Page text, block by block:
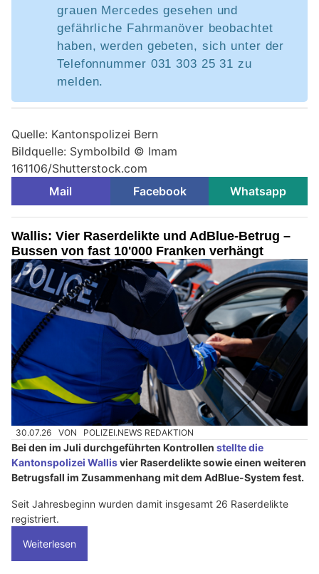
grauen Mercedes gesehen und
gefährliche Fahrmanöver beobachtet
haben, werden gebeten, sich unter der
Telefonnummer 031 303 25 31 zu
melden.
Quelle: Kantonspolizei Bern
Bildquelle: Symbolbild © Imam
161106/Shutterstock.com
Mail
Facebook Whatsapp
Wallis: Vier Raserdelikte und AdBlue-Betrug –
Bussen von fast 10'000 Franken verhängt
30.07.26 VON POLIZEI.NEWS REDAKTION
Bei den im Juli durchgeführten Kontrollen stellte die
Kantonspolizei Wallisvier Raserdelikte sowie einen weiteren
Betrugsfall im Zusammenhang mit dem AdBlue-System fest.
Seit Jahresbeginn wurden damit insgesamt 26 Raserdelikte
registriert.
Weiterlesen